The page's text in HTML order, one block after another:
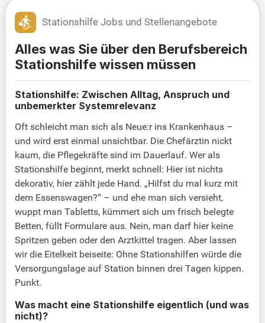
Stationshilfe Jobs und Stellenangebote
Alles was Sie über den Berufsbereich
Stationshilfe wissen müssen
Stationshilfe: Zwischen Alltag, Anspruch und
unbemerkter Systemrelevanz
Oft schleicht man sich als Neue:r ins Krankenhaus –
und wird erst einmal unsichtbar. Die Chefärztin nickt
kaum, die Pflegekräfte sind im Dauerlauf. Wer als
Stationshilfe beginnt, merkt schnell: Hier ist nichts
dekorativ, hier zählt jede Hand. „Hilfst du mal kurz mit
dem Essenswagen?“ – und ehe man sich versieht,
wuppt man Tabletts, kümmert sich um frisch belegte
Betten, füllt Formulare aus. Nein, man darf hier keine
Spritzen geben oder den Arztkittel tragen. Aber lassen
wir die Eitelkeit beiseite: Ohne Stationshilfen würde die
Versorgungslage auf Station binnen drei Tagen kippen.
Punkt.
Was macht eine Stationshilfe eigentlich (und was
nicht)?